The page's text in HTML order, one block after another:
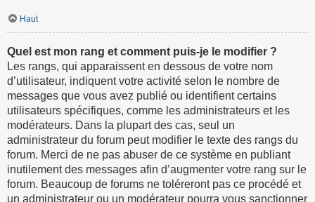
Haut
Quel est mon rang et comment puis-je le modifier ?
Les rangs, qui apparaissent en dessous de votre nom
d’utilisateur, indiquent votre activité selon le nombre de
messages que vous avez publié ou identifient certains
utilisateurs spécifiques, comme les administrateurs et les
modérateurs. Dans la plupart des cas, seul un
administrateur du forum peut modifier le texte des rangs du
forum. Merci de ne pas abuser de ce système en publiant
inutilement des messages afin d’augmenter votre rang sur le
forum. Beaucoup de forums ne toléreront pas ce procédé et
un administrateur ou un modérateur pourra vous sanctionner